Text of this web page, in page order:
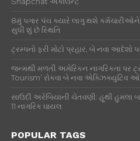
8મું પગાર પંચ ક્યારે લાગુ થશે
સુધી શું છે સ્થિતિ
ટ્રમ્પનો ફરી મોટો પ્રહાર, બે નવા આદેશો
જન્મથી મળતી અમેરિકન નાગરિકતા પર
Tourism’ રોકવા બે નવા એક્ઝિક્યુટિવ
સાઉદી અરેબિયાની ચેતવણી: હૂથી હુમલા
11 નાગરિક ઘાયલ
POPULAR TAGS